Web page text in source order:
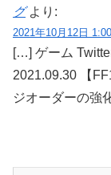
グ より:
2021年10月12日
[…] ゲーム
2021.09.30 【
ジオーダーの強